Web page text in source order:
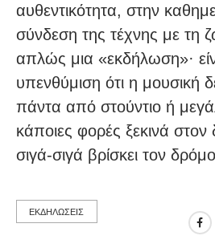
αυθεντικότητα, στην
σύνδεση της τέχνης με τη
απλώς μια «εκδήλωση»·
υπενθύμιση ότι η μουσική
πάντα από στούντιο ή
κάποιες φορές ξεκινά στον
σιγά‑σιγά βρίσκει τον
ΕΚΔΗΛΩΣΕΙΣ